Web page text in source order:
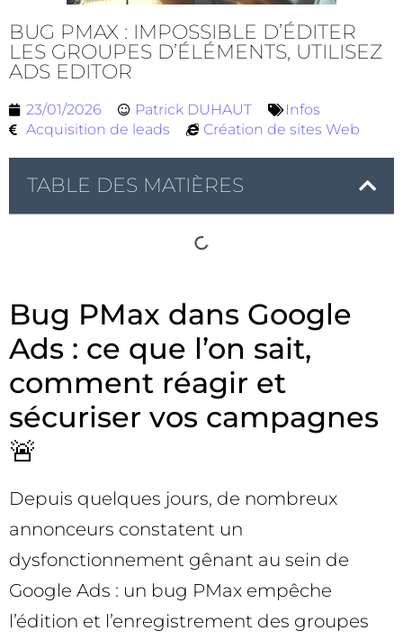
BUG PMAX : IMPOSSIBLE D’ÉDITER
LES GROUPES D’ÉLÉMENTS, UTILISEZ
ADS EDITOR
23/01/2026 Patrick DUHAUT
Infos
Acquisition de leads
Création de sites Web
TABLE DES MATIÈRES
Bug PMax dans Google
Ads : ce que l’on sait,
comment réagir et
sécuriser vos campagnes
🚨
Depuis quelques jours, de nombreux
annonceurs constatent un
dysfonctionnement gênant au sein de
Google Ads : un bug PMax empêche
l’édition et l’enregistrement des groupes